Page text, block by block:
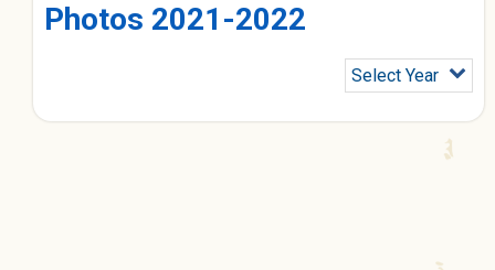
Photos 2021-2022
Select Year